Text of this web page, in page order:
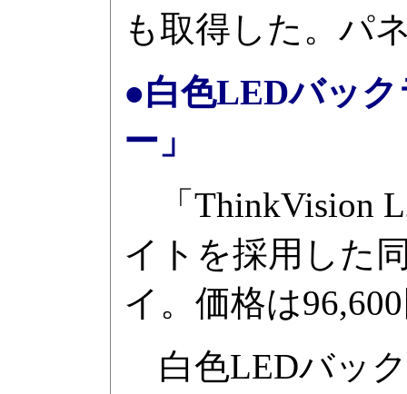
も取得した。パ
●白色LEDバッ
ー」
「ThinkVision
イトを採用した
イ。価格は
白色LEDバッ